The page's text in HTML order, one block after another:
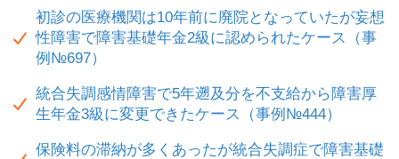
初診の医療機関は10年前に廃院となっていたが妄想
性障害で障害基礎年金2級に認められたケース（事
例№697）
統合失調感情障害で5年遡及分を不支給から障害厚
生年金3級に変更できたケース（事例№444）
保険料の滞納が多くあったが統合失調症で障害基礎